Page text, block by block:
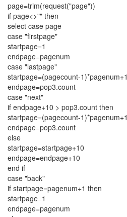
page=trim(request("page"))
if page<>"" then
select case page
case "firstpage"
startpage=1
endpage=pagenum
case "lastpage"
startpage=(pagecount-1)*pagenum+1
endpage=pop3.count
case "next"
if endpage+10 > pop3.count then
startpage=(pagecount-1)*pagenum+1
endpage=pop3.count
else
startpage=startpage+10
endpage=endpage+10
end if
case "back"
if startpage=pagenum+1 then
startpage=1
endpage=pagenum